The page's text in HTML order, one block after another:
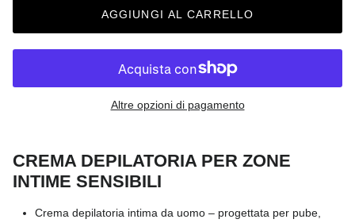
AGGIUNGI AL CARRELLO
Altre opzioni di pagamento
CREMA DEPILATORIA PER ZONE
INTIME SENSIBILI
Crema depilatoria intima da uomo – progettata per pube,